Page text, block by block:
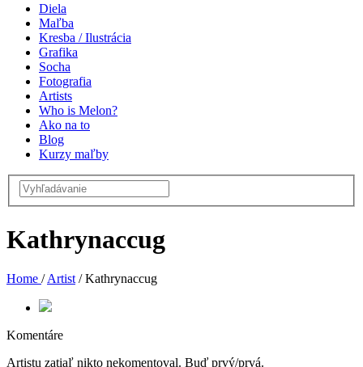
Diela
Maľba
Kresba / Ilustrácia
Grafika
Socha
Fotografia
Artists
Who is Melon?
Ako na to
Blog
Kurzy maľby
Kathrynaccug
Home / Artist /Kathrynaccug
Komentáre
Artistu zatiaľ nikto nekomentoval. Buď prvý/prvá.